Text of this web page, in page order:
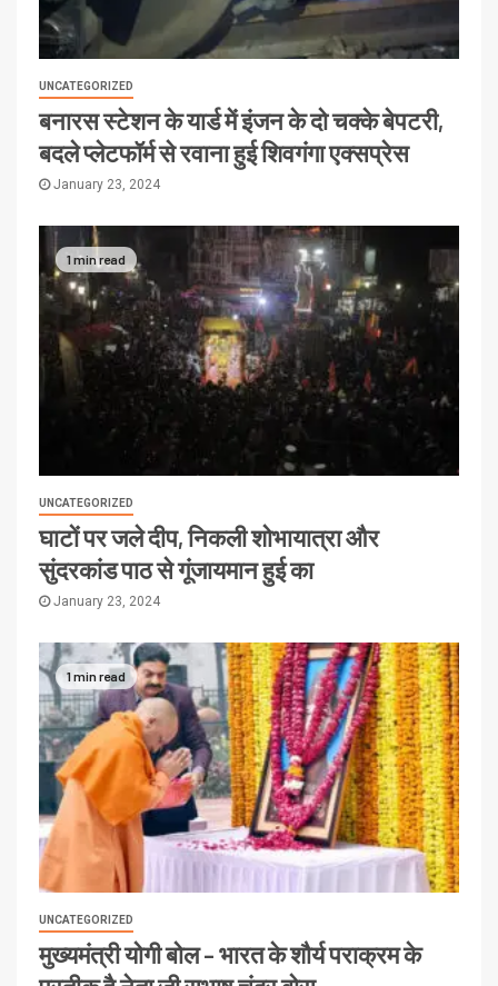
UNCATEGORIZED
बनारस स्टेशन के यार्ड में इंजन के दो चक्के बेपटरी,
बदले प्लेटफॉर्म से रवाना हुई शिवगंगा एक्सप्रेस
January 23, 2024
1 min read
UNCATEGORIZED
घाटों पर जले दीप, निकली शोभायात्रा और
सुंदरकांड पाठ से गूंजायमान हुई का
January 23, 2024
1 min read
UNCATEGORIZED
मुख्यमंत्री योगी बोल – भारत के शौर्य पराक्रम के